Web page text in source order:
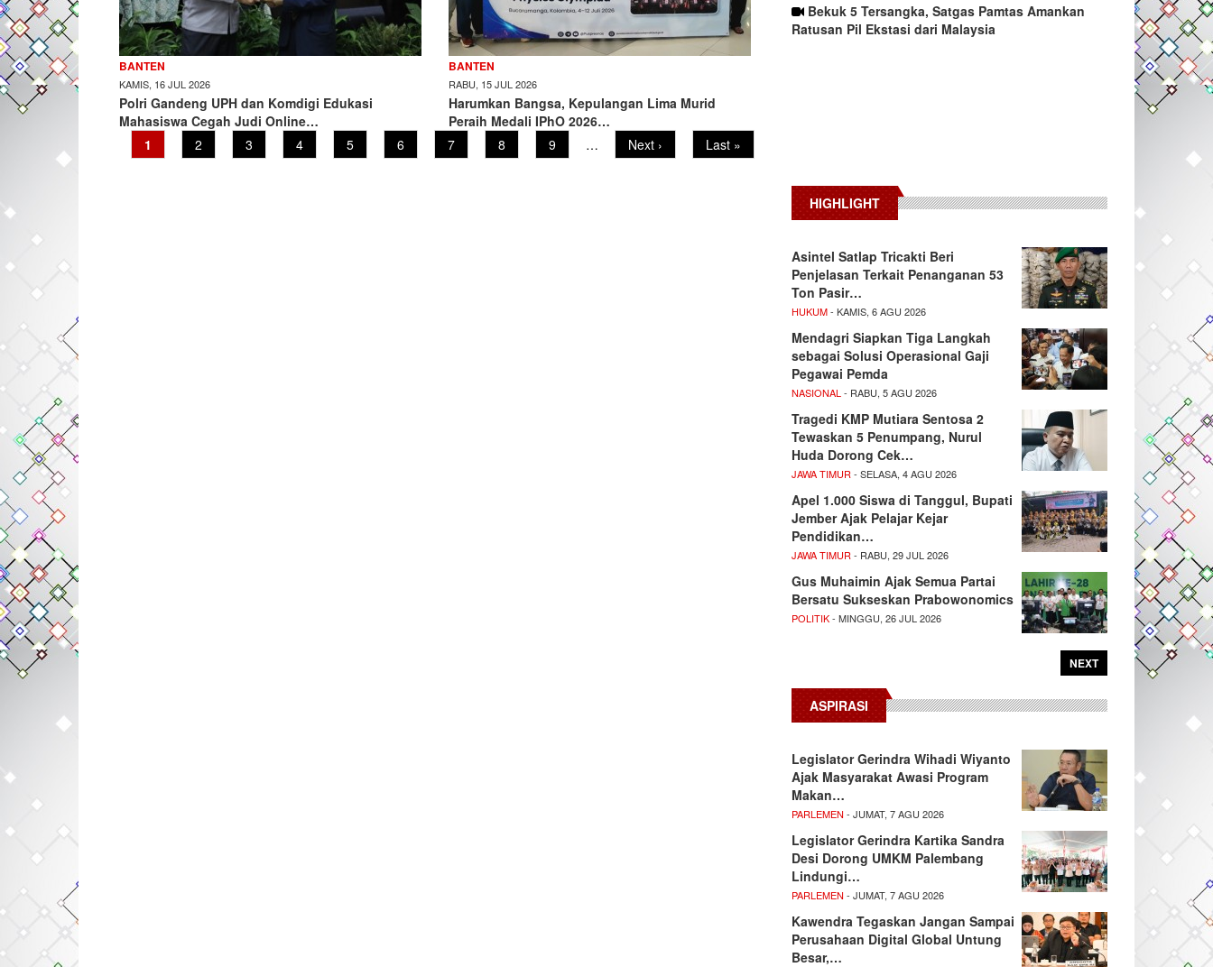
BANTEN
KAMIS, 16 JUL 2026
Polri Gandeng UPH dan Komdigi Edukasi
Mahasiswa Cegah Judi Online…
BANTEN
RABU, 15 JUL 2026
Harumkan Bangsa, Kepulangan Lima Murid
Peraih Medali IPhO 2026…
Current
page
1 Page
2 Page
3 Page
4 Page
5 Page
6 Page
7 Page
8 Page
9 …
Next
page
Next ›
Last
page
Last »
Bekuk 5 Tersangka, Satgas Pamtas Amankan
Ratusan Pil Ekstasi dari Malaysia
HIGHLIGHT
Asintel Satlap Tricakti Beri
Penjelasan Terkait Penanganan 53
Ton Pasir…
HUKUM- KAMIS, 6 AGU 2026
Mendagri Siapkan Tiga Langkah
sebagai Solusi Operasional Gaji
Pegawai Pemda
NASIONAL - RABU, 5 AGU 2026
Tragedi KMP Mutiara Sentosa 2
Tewaskan 5 Penumpang, Nurul
Huda Dorong Cek…
JAWA TIMUR - SELASA, 4 AGU 2026
Apel 1.000 Siswa di Tanggul, Bupati
Jember Ajak Pelajar Kejar
Pendidikan…
JAWA TIMUR - RABU, 29 JUL 2026
Gus Muhaimin Ajak Semua Partai
Bersatu Sukseskan Prabowonomics
POLITIK- MINGGU, 26 JUL 2026
NEXT
ASPIRASI
Legislator Gerindra Wihadi Wiyanto
Ajak Masyarakat Awasi Program
Makan…
PARLEMEN - JUMAT, 7 AGU 2026
Legislator Gerindra Kartika Sandra
Desi Dorong UMKM Palembang
Lindungi…
PARLEMEN - JUMAT, 7 AGU 2026
Kawendra Tegaskan Jangan Sampai
Perusahaan Digital Global Untung
Besar,…